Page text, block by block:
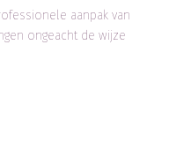
aanpak van
ongeacht de wijze